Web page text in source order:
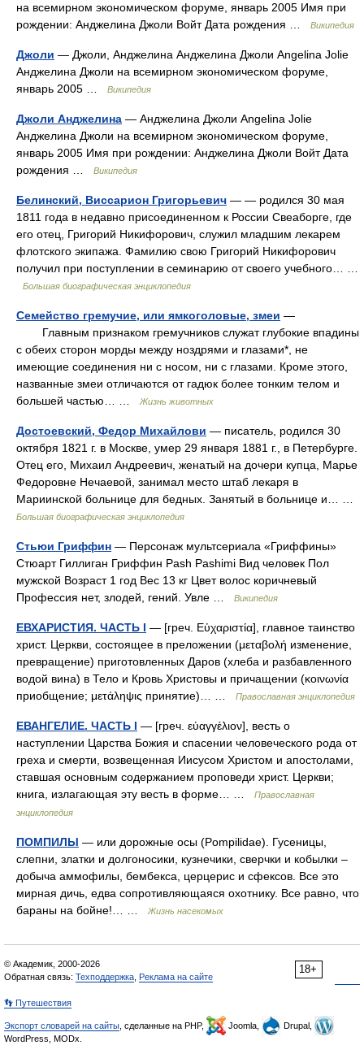
на всемирном экономическом форуме, январь 2005 Имя при
рождении: Анджелина Джоли Войт Дата рождения …
Википедия
Джоли — Джоли, Анджелина Анджелина Джоли Angelina Jolie
Анджелина Джоли на всемирном экономическом форуме,
январь 2005 …
Википедия
Джоли Анджелина — Анджелина Джоли Angelina Jolie
Анджелина Джоли на всемирном экономическом форуме,
январь 2005 Имя при рождении: Анджелина Джоли Войт Дата
рождения …
Википедия
Белинский, Виссарион Григорьевич — — родился 30 мая
1811 года в недавно присоединенном к России Свеаборге, где
его отец, Григорий Никифорович, служил младшим лекарем
флотского экипажа. Фамилию свою Григорий Никифорович
получил при поступлении в семинарию от своего учебного… …
Большая биографическая энциклопедия
Семейство гремучие, или ямкоголовые, змеи —
Главным признаком гремучников служат глубокие впадины
с обеих сторон морды между ноздрями и глазами*, не
имеющие соединения ни с носом, ни с глазами. Кроме этого,
названные змеи отличаются от гадюк более тонким телом и
большей частью… …
Жизнь животных
Достоевский, Федор Михайлови — писатель, родился 30
октября 1821 г. в Москве, умер 29 января 1881 г., в Петербурге.
Отец его, Михаил Андреевич, женатый на дочери купца, Марье
Федоровне Нечаевой, занимал место штаб лекаря в
Мариинской больнице для бедных. Занятый в больнице и… …
Большая биографическая энциклопедия
Стьюи Гриффин — Персонаж мультсериала «Гриффины»
Стюарт Гиллиган Гриффин Pash Pashimi Вид человек Пол
мужской Возраст 1 год Вес 13 кг Цвет волос коричневый
Профессия нет, злодей, гений. Увле …
Википедия
ЕВХАРИСТИЯ. ЧАСТЬ I — [греч. Εὐχαριστία], главное таинство
христ. Церкви, состоящее в преложении (μεταβολή изменение,
превращение) приготовленных Даров (хлеба и разбавленного
водой вина) в Тело и Кровь Христовы и причащении (κοινωνία
приобщение; μετάληψις принятие)… …
Православная энциклопедия
ЕВАНГЕЛИЕ. ЧАСТЬ I — [греч. εὐαγγέλιον], весть о
наступлении Царства Божия и спасении человеческого рода от
греха и смерти, возвещенная Иисусом Христом и апостолами,
ставшая основным содержанием проповеди христ. Церкви;
книга, излагающая эту весть в форме… …
Православная
энциклопедия
ПОМПИЛЫ — или дорожные осы (Pompilidae). Гусеницы,
слепни, златки и долгоносики, кузнечики, сверчки и кобылки –
добыча аммофилы, бембекса, церцерис и сфексов. Все это
мирная дичь, едва сопротивляющаяся охотнику. Все равно, что
бараны на бойне!… …
Жизнь насекомых
18+
© Академик, 2000-2026
Обратная связь: Техподдержка Реклама на сайте
👣 Путешествия
Экспорт словарей на сайты , сделанные на PHP, Joomla,
Drupal,
WordPress, MODx.